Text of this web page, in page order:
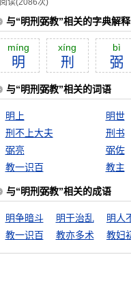
阅读(2086次)
与“明刑弼教”相关的字典解释
míng
明
xíng
刑
bì
弼
与“明刑弼教”相关的词语
明上 明世
刑不上大夫
刑书
弼亮
弼佐
教一识百
教主
与“明刑弼教”相关的成语
明争暗斗 明于治乱
教一识百
教亦多术